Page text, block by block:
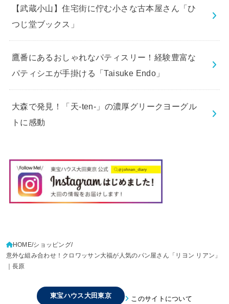
【武蔵小山】住宅街に佇む小さな古本屋さん「ひ
つじ堂ブックス」
鷹番にあるおしゃれなパティスリー！経験豊富な
パティシエが手掛ける「Taisuke Endo」
大森で発見！「天-ten-」の濃厚グリークヨーグル
トに感動
HOME ショッピング
意外な組み合わせ！クロワッサン大福が人気のパン屋さん「リヨン リアン」
｜長原
東宝ハウス大田東京 このサイトについて